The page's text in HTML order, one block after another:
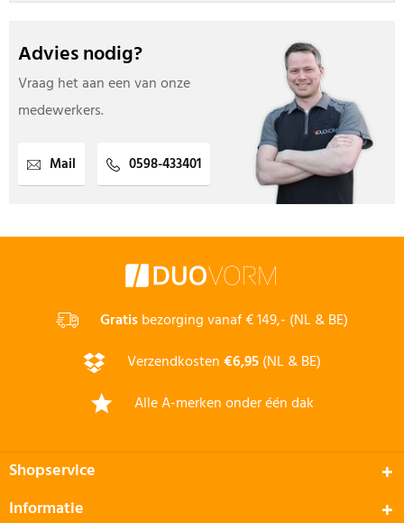
Advies nodig?
Vraag het aan een van onze
medewerkers.
Mail 0598-433401
Gratisbezorging vanaf € 149,- (NL & BE)
Verzendkosten€6,95(NL & BE)
Alle A-merken onder één dak
Shopservice
Informatie